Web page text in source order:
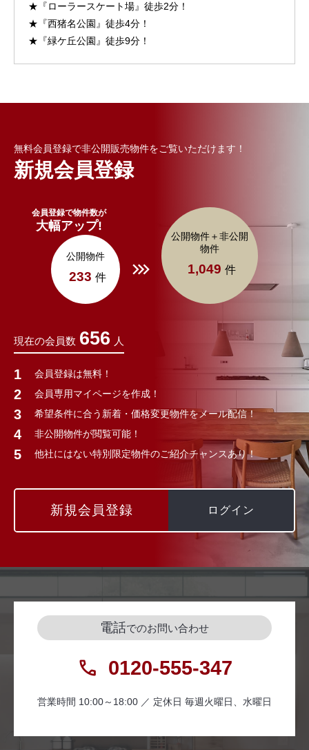
★『ローラースケート場』徒歩2分！
★『西猪名公園』徒歩4分！
★『緑ケ丘公園』徒歩9分！
無料会員登録で非公開販売物件をご覧いただけます！
新規会員登録
会員登録で物件数が
大幅アップ!
公開物件
233 件
公開物件＋非公開
物件
1,049 件
現在の会員数 656 人
会員登録は無料！
会員専用マイページを作成！
希望条件に合う新着・価格変更物件をメール配信！
非公開物件が閲覧可能！
他社にはない特別限定物件のご紹介チャンスあり！
新規会員登録 ログイン
電話でのお問い合わせ
0120-555-347
営業時間 10:00～18:00 ／ 定休日 毎週火曜日、水曜日